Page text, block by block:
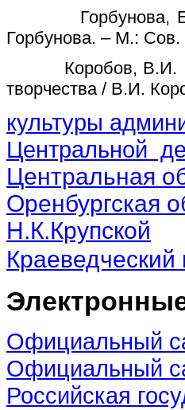
Горбунова, Е.
Горбунова. – М.: Сов.
Коробов, В.И. Ю.
творчества / В.И.
культуры
Центральной
Центральная
Оренбургская
Н.К.Крупской
Официальный
Официальный
Российская